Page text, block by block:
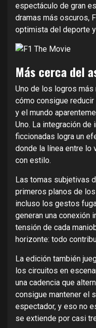
espectáculo de gran
dramas más oscuros,
optimista del deporte
Más cerca del
Uno de los logros
cómo consigue
y el mundo
Uno. La integración
ficcionadas logra un
donde la línea entre lo
con estilo.
Las tomas subjetivas
primeros planos de
incluso los gestos
generan una conexión
tensión de cada
horizonte: todo
La edición también
los circuitos en
una cadencia que
consigue mantener el
espectador, y eso no
se extiende por casi